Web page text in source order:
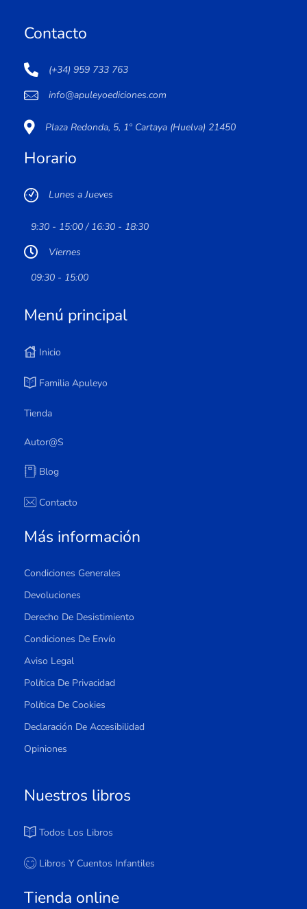
Contacto
(+34) 959 733 763
info@apuleyoediciones.com
Plaza Redonda, 5, 1º Cartaya (Huelva) 21450
Horario
Lunes a Jueves
9:30 - 15:00 / 16:30 - 18:30
Viernes
09:30 - 15:00
Menú principal
Inicio
Familia Apuleyo
Tienda
Autor@s
Blog
Contacto
Más información
Condiciones Generales
Devoluciones
Derecho De Desistimiento
Condiciones De Envío
Aviso Legal
Política De Privacidad
Política De Cookies
Declaración De Accesibilidad
Opiniones
Nuestros libros
Todos Los Libros
Libros Y Cuentos Infantiles
Tienda online